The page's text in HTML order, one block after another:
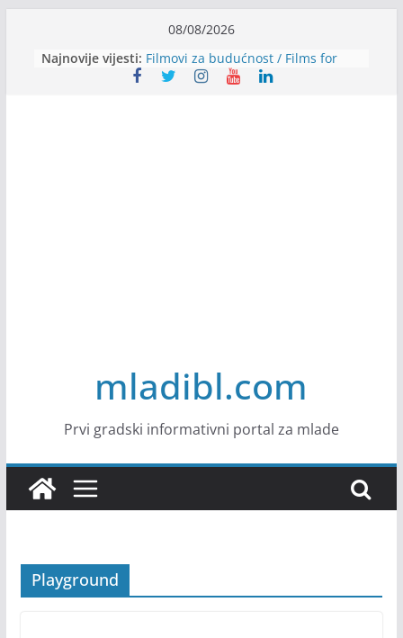
content
08/08/2026
Najnovije vijesti: Filmovi za budućnost / Films for
Future
mladibl.com
Prvi gradski informativni portal za mlade
Playground